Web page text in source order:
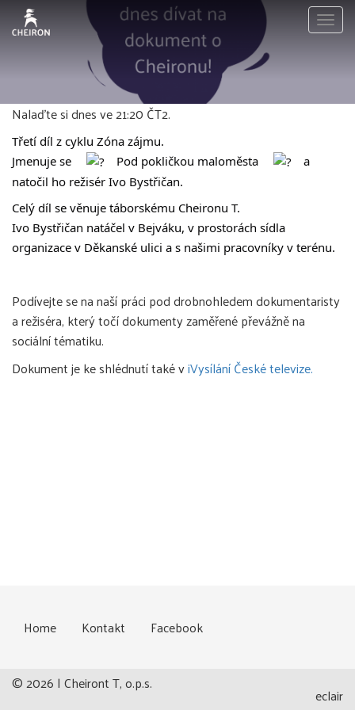
Nalaďte si dnes ve 21:20 ČT2.
Třetí díl z cyklu Zóna zájmu.
Jmenuje se
Pod pokličkou maloměsta
a
natočil ho režisér Ivo Bystřičan.
Celý díl se věnuje táborskému Cheironu T.
Ivo Bystřičan natáčel v Bejváku, v prostorách sídla
organizace v Děkanské ulici a s našimi pracovníky v terénu.
Podívejte se na naší práci pod drobnohledem dokumentaristy
a režiséra, který točí dokumenty zaměřené převážně na
sociální tématiku.
Dokument je ke shlédnutí také viVysílání České televize.
Home Kontakt Facebook
© 2026 | Cheiront T, o.p.s.
eclair